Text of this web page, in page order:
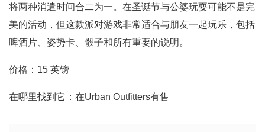
将两种消遣时间合二为一。在圣诞节与公婆玩耍可能不是完
美的活动，但这款派对游戏非常适合与朋友一起玩乐，包括
啤酒片、姿势卡、骰子和所有重要的说明。
价格：15 英镑
在哪里找到它：在Urban Outfitters有售